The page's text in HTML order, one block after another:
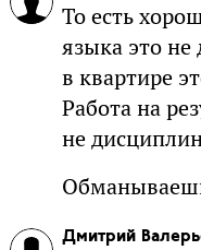
То есть
языка это не
в квартире
Работа на
не
Дмитрий